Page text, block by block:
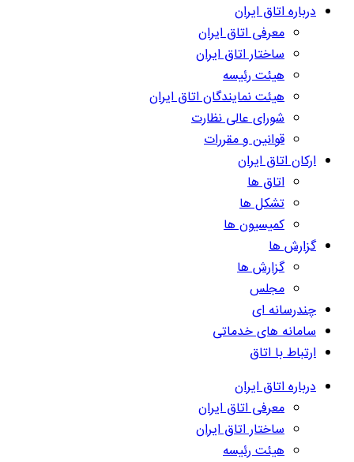
درباره اتاق ایران
معرفی اتاق ایران
ساختار اتاق ایران
هیئت رئیسه
هیئت نمایندگان اتاق ایران
شورای عالی نظارت
قوانین و مقررات
ارکان اتاق ایران
اتاق ها
تشکل ها
کمیسیون ها
گزارش ها
گزارش ها
مجلس
چندرسانه ای
سامانه های خدماتی
ارتباط با اتاق
درباره اتاق ایران
معرفی اتاق ایران
ساختار اتاق ایران
هیئت رئیسه